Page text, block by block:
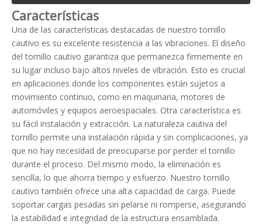
Características
Una de las características destacadas de nuestro tornillo
cautivo es su excelente resistencia a las vibraciones. El diseño
del tornillo cautivo garantiza que permanezca firmemente en
su lugar incluso bajo altos niveles de vibración. Esto es crucial
en aplicaciones donde los componentes están sujetos a
movimiento continuo, como en maquinaria, motores de
automóviles y equipos aeroespaciales. Otra característica es
su fácil instalación y extracción. La naturaleza cautiva del
tornillo permite una instalación rápida y sin complicaciones, ya
que no hay necesidad de preocuparse por perder el tornillo
durante el proceso. Del mismo modo, la eliminación es
sencilla, lo que ahorra tiempo y esfuerzo. Nuestro tornillo
cautivo también ofrece una alta capacidad de carga. Puede
soportar cargas pesadas sin pelarse ni romperse, asegurando
la estabilidad e integridad de la estructura ensamblada.